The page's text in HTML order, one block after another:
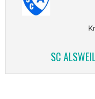
SC